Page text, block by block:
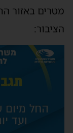
מטרים באזור
הציבור: